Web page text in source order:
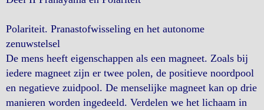
Polariteit. Pranastofwisseling en het autonome
zenuwstelsel
De mens heeft eigenschappen als een magneet. Zoals bij
iedere magneet zijn er twee polen, de positieve noordpool
en negatieve zuidpool. De menselijke magneet kan op drie
manieren worden ingedeeld. Verdelen we het lichaam in